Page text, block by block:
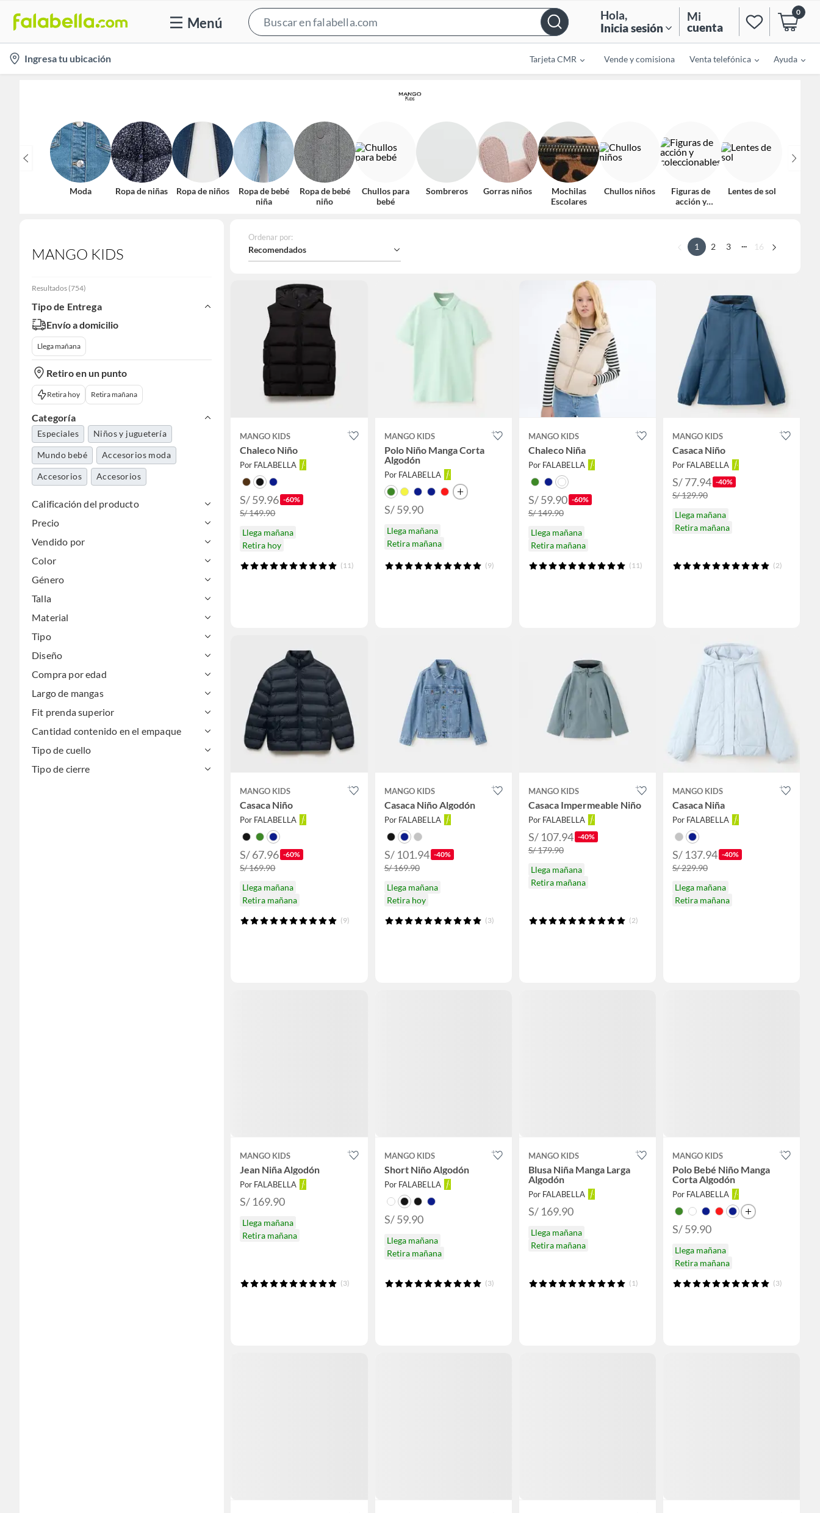
Menú
Bar
Hola,
Inicia sesión
Mi
cuenta
0
location-
icon
Ingresa tu ubicación Tarjeta CMR Vende y comisiona Venta telefónica Ayuda
Moda Ropa de niñas Ropa de niños
Ropa de bebé
niña
Ropa de bebé
niño
Chullos para
bebé
Sombreros Gorras niños
Mochilas
Escolares
Chullos niños
Figuras de
acción y
Lentes de sol
MANGO KIDS
Resultados (754)
Tipo de Entrega
Envío a domicilio
Llega mañana
Retiro en un punto
Retira hoy Retira mañana
Categoría
Especiales Niños y juguetería
Mundo bebé Accesorios moda
Accesorios Accesorios
Calificación del producto
Precio
Vendido por
Color
Género
Talla
Material
Tipo
Diseño
Compra por edad
Largo de mangas
Fit prenda superior
Cantidad contenido en el empaque
Tipo de cuello
Tipo de cierre
Ordenar por:
Recomendados 1 2 3 ... 16
MANGO KIDS
Chaleco Niño
Por FALABELLA
S/ 59.96 -60%
S/ 149.90
Llega mañana
Retira hoy
(11)
MANGO KIDS
Polo Niño Manga Corta
Algodón
Por FALABELLA
S/ 59.90
Llega mañana
Retira mañana
(9)
MANGO KIDS
Chaleco Niña
Por FALABELLA
S/ 59.90 -60%
S/ 149.90
Llega mañana
Retira mañana
(11)
MANGO KIDS
Casaca Niño
Por FALABELLA
S/ 77.94 -40%
S/ 129.90
Llega mañana
Retira mañana
(2)
MANGO KIDS
Casaca Niño
Por FALABELLA
S/ 67.96 -60%
S/ 169.90
Llega mañana
Retira mañana
(9)
MANGO KIDS
Casaca Niño Algodón
Por FALABELLA
S/ 101.94 -40%
S/ 169.90
Llega mañana
Retira hoy
(3)
MANGO KIDS
Casaca Impermeable Niño
Por FALABELLA
S/ 107.94 -40%
S/ 179.90
Llega mañana
Retira mañana
(2)
MANGO KIDS
Casaca Niña
Por FALABELLA
S/ 137.94 -40%
S/ 229.90
Llega mañana
Retira mañana
MANGO KIDS
Jean Niña Algodón
Por FALABELLA
S/ 169.90
Llega mañana
Retira mañana
(3)
MANGO KIDS
Short Niño Algodón
Por FALABELLA
S/ 59.90
Llega mañana
Retira mañana
(3)
MANGO KIDS
Blusa Niña Manga Larga
Algodón
Por FALABELLA
S/ 169.90
Llega mañana
Retira mañana
(1)
MANGO KIDS
Polo Bebé Niño Manga
Corta Algodón
Por FALABELLA
S/ 59.90
Llega mañana
Retira mañana
(3)